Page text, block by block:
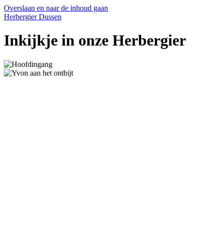
Overslaan en naar de inhoud gaan
Herbergier Dussen
Inkijkje in onze Herbergier